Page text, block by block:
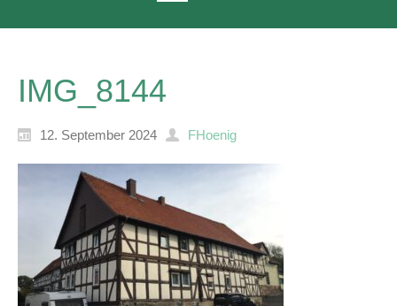
IMG_8144
12. September 2024 FHoenig